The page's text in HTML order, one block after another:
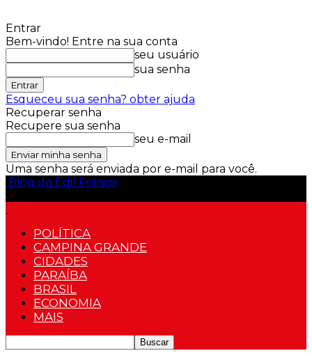
Entrar
Bem-vindo! Entre na sua conta
seu usuário
sua senha
Esqueceu sua senha? obter ajuda
Recuperar senha
Recupere sua senha
seu e-mail
Uma senha será enviada por e-mail para você.
Blog do Edil Francis
POLÍTICA
CAMPINA GRANDE
CIDADES
PARAÍBA
BRASIL
ECONOMIA
MAIS